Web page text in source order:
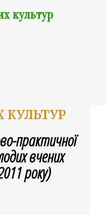
КУЛЬТУР
практичної
вчених
року)
культур